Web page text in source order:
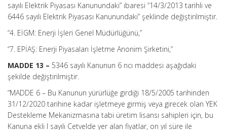
sayılı Elektrik Piyasası Kanunundaki” ibaresi “14/3/2013 tarihli ve
6446 sayılı Elektrik Piyasası Kanunundaki” şeklinde değiştirilmiştir.
“4. EİGM: Enerji İşleri Genel Müdürlüğünü,”
“7. EPİAŞ: Enerji Piyasaları İşletme Anonim Şirketini,”
MADDE 13 – 5346 sayılı Kanunun 6 ncı maddesi aşağıdaki
şekilde değiştirilmiştir.
“MADDE 6 – Bu Kanunun yürürlüğe girdiği 18/5/2005 tarihinden
31/12/2020 tarihine kadar işletmeye girmiş veya girecek olan YEK
Destekleme Mekanizmasına tabi üretim lisansı sahipleri için, bu
Kanuna ekli I sayılı Cetvelde yer alan fiyatlar, on yıl süre ile